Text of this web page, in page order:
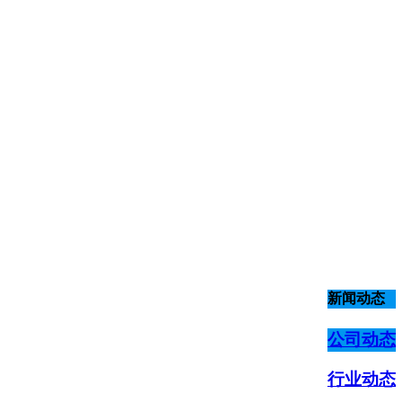
新闻动态
公司动态
行业动态